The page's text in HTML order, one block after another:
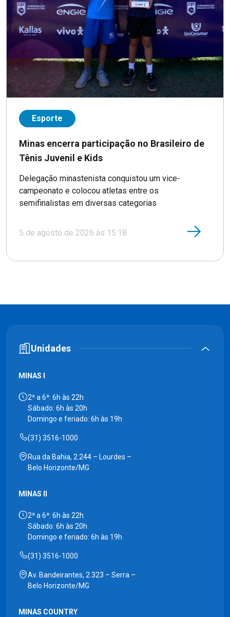
Esporte
Minas encerra participação no Brasileiro de
Tênis Juvenil e Kids
Delegação minastenista conquistou um vice-
campeonato e colocou atletas entre os
semifinalistas em diversas categorias
5 de agosto de 2026 às 15:18
Unidades
MINAS I
2ª a 6ª: 6h às 22h
Sábado: 6h às 20h
Domingo e feriado: 6h às 19h
(31) 3516-1000
Rua da Bahia, 2.244 – Lourdes –
Belo Horizonte/MG
MINAS II
2ª a 6ª: 6h às 22h
Sábado: 6h às 20h
Domingo e feriado: 6h às 19h
(31) 3516-1000
Av. Bandeirantes, 2.323 – Serra –
Belo Horizonte/MG
MINAS COUNTRY